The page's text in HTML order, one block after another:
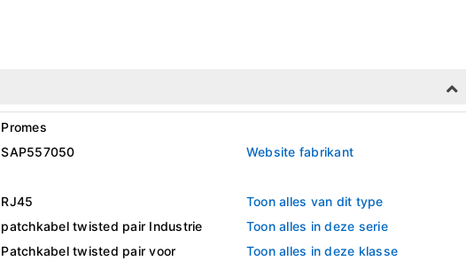
Promes
SAP557050
Website fabrikant
RJ45
Toon alles van dit type
patchkabel twisted pair Industrie
Toon alles in deze serie
Patchkabel twisted pair voor
Toon alles in deze klasse